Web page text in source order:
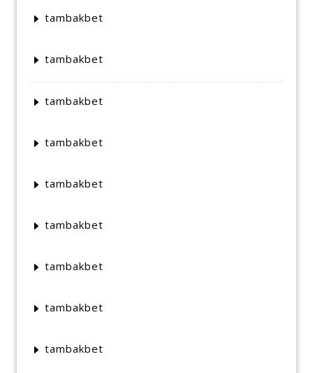
tambakbet
tambakbet
tambakbet
tambakbet
tambakbet
tambakbet
tambakbet
tambakbet
tambakbet